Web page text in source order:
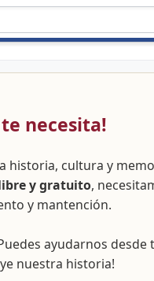
necesita!
historia, cultura y
y gratuito,
y mantención.
ayudarnos desde
nuestra historia!